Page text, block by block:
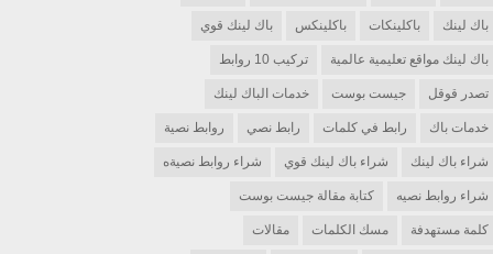
باك لينك باكلينكات باكلينكس باك لينك قوي
باك لينك مواقع تعليمية عالمية تركيب 10 روابط
تصدر قوقل جيست بوست خدمات الباك لينك
خدمات باك رابط في كلمات رابط نصي روابط نصية
شراء باك لينك شراء باك لينك قوي شراء روابط نصيةه
شراء روابط نصيه كتابة مقالة جيست بوست
كلمة مستهدفة مسك الكلمات مقالات